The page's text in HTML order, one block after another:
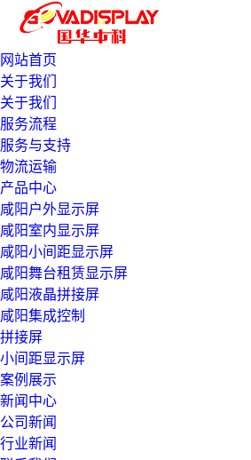
网站首页
关于我们
关于我们
服务流程
服务与支持
物流运输
产品中心
咸阳户外显示屏
咸阳室内显示屏
咸阳小间距显示屏
咸阳舞台租赁显示屏
咸阳液晶拼接屏
咸阳集成控制
拼接屏
小间距显示屏
案例展示
新闻中心
公司新闻
行业新闻